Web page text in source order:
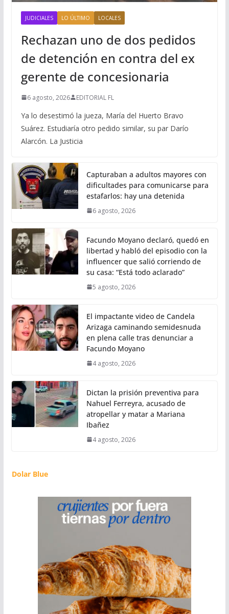
JUDICIALES LO ÚLTIMO LOCALES
Rechazan uno de dos pedidos
de detención en contra del ex
gerente de concesionaria
6 agosto, 2026 EDITORIAL FL
Ya lo desestimó la jueza, María del Huerto Bravo
Suárez. Estudiaría otro pedido similar, su par Darío
Alarcón. La Justicia
Capturaban a adultos mayores con
dificultades para comunicarse para
estafarlos: hay una detenida
6 agosto, 2026
Facundo Moyano declaró, quedó en
libertad y habló del episodio con la
influencer que salió corriendo de
su casa: “Está todo aclarado”
5 agosto, 2026
El impactante video de Candela
Arizaga caminando semidesnuda
en plena calle tras denunciar a
Facundo Moyano
4 agosto, 2026
Dictan la prisión preventiva para
Nahuel Ferreyra, acusado de
atropellar y matar a Mariana
Ibañez
4 agosto, 2026
Dolar Blue